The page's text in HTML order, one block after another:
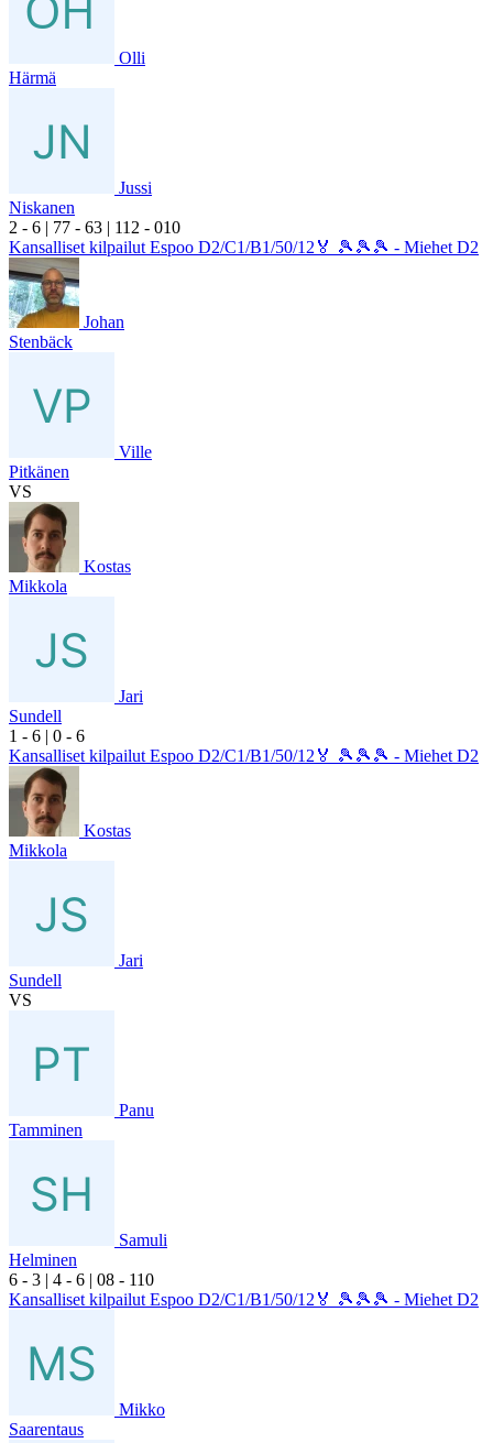
Olli
Härmä
Jussi
Niskanen
2 - 6 | 77 - 63 | 112 - 010
Kansalliset kilpailut Espoo D2/C1/B1/50/12🏅 🎾🎾🎾 - Miehet D2
Johan
Stenbäck
Ville
Pitkänen
VS
Kostas
Mikkola
Jari
Sundell
1 - 6 | 0 - 6
Kansalliset kilpailut Espoo D2/C1/B1/50/12🏅 🎾🎾🎾 - Miehet D2
Kostas
Mikkola
Jari
Sundell
VS
Panu
Tamminen
Samuli
Helminen
6 - 3 | 4 - 6 | 08 - 110
Kansalliset kilpailut Espoo D2/C1/B1/50/12🏅 🎾🎾🎾 - Miehet D2
Mikko
Saarentaus